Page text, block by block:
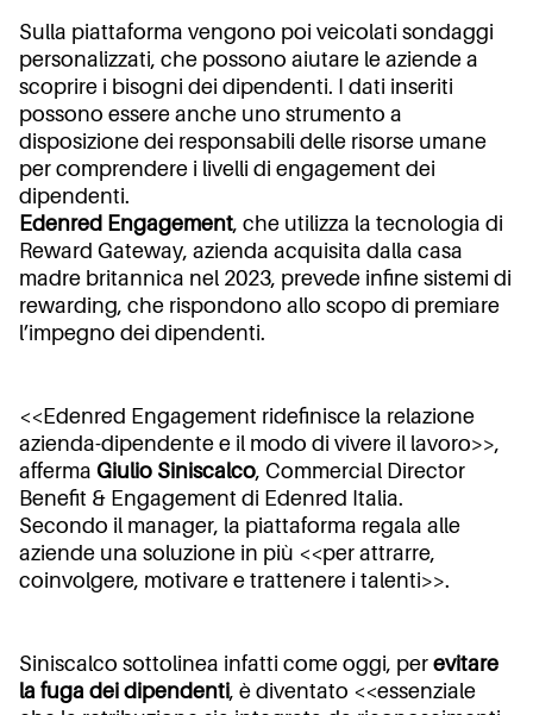
Sulla piattaforma vengono poi veicolati sondaggi
personalizzati, che possono aiutare le aziende a
scoprire i bisogni dei dipendenti. I dati inseriti
possono essere anche uno strumento a
disposizione dei responsabili delle risorse umane
per comprendere i livelli di engagement dei
dipendenti.
Edenred Engagement, che utilizza la tecnologia di
Reward Gateway, azienda acquisita dalla casa
madre britannica nel 2023, prevede infine sistemi di
rewarding, che rispondono allo scopo di premiare
l’impegno dei dipendenti.
<<Edenred Engagement ridefinisce la relazione
azienda-dipendente e il modo di vivere il lavoro>>,
afferma Giulio Siniscalco, Commercial Director
Benefit & Engagement di Edenred Italia.
Secondo il manager, la piattaforma regala alle
aziende una soluzione in più <<per attrarre,
coinvolgere, motivare e trattenere i talenti>>.
Siniscalco sottolinea infatti come oggi, per evitare
la fuga dei dipendenti, è diventato <<essenziale